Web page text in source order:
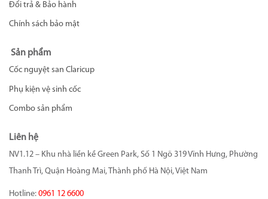
Đổi trả & Bảo hành
Chính sách bảo mật
Sản phẩm
Cốc nguyệt san Claricup
Phụ kiện vệ sinh cốc
Combo sản phẩm
Liên hệ
NV1.12 – Khu nhà liền kề Green Park, Số 1 Ngõ 319 Vĩnh Hưng, Phường
Thanh Trì, Quận Hoàng Mai, Thành phố Hà Nội, Việt Nam
Hotline: 0961 12 6600